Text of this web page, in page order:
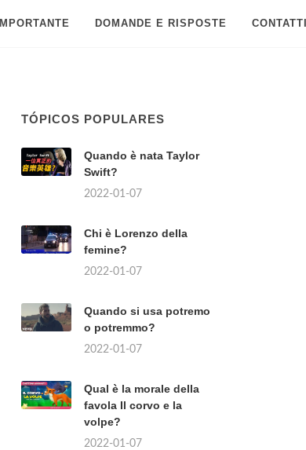
IMPORTANTE DOMANDE E RISPOSTE
TÓPICOS POPULARES
Quando è nata Taylor
Swift?
2022-01-07
Chi è Lorenzo della
femine?
2022-01-07
Quando si usa potremo
o potremmo?
2022-01-07
Qual è la morale della
favola Il corvo e la
volpe?
2022-01-07